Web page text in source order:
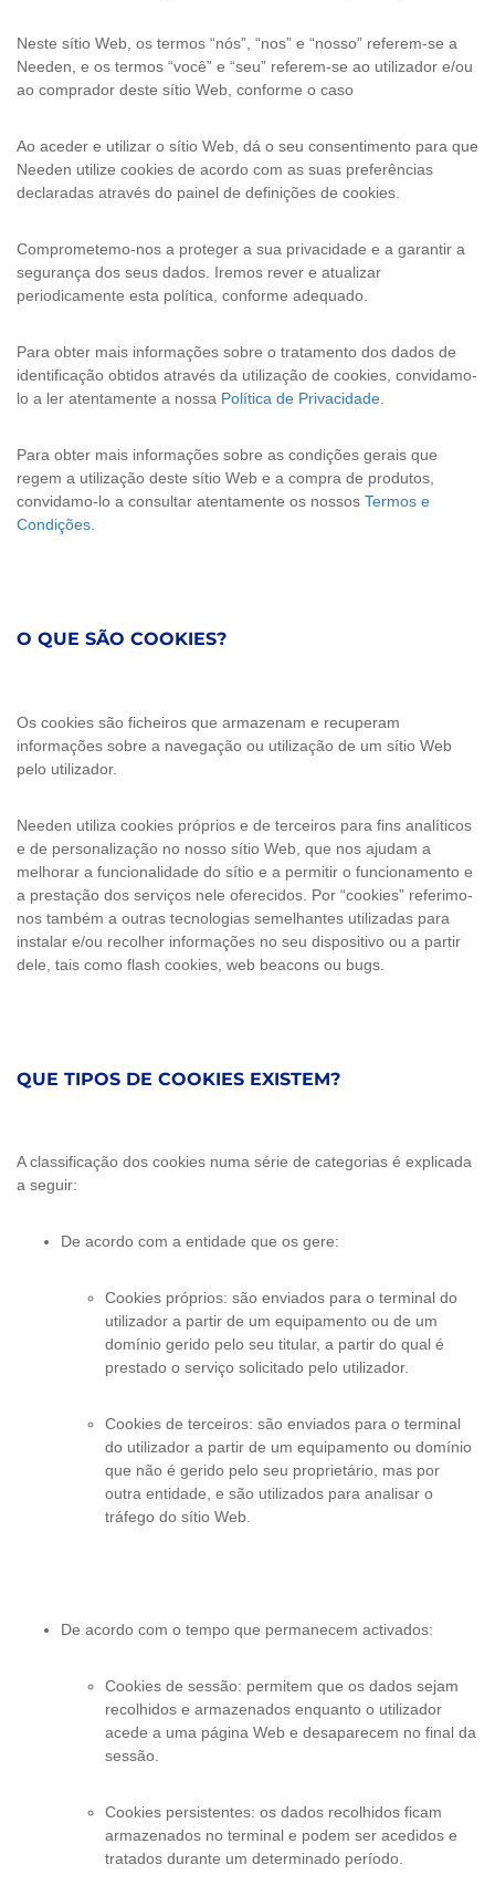
Neste sítio Web, os termos “nós”, “nos” e “nosso” referem-se a
Needen, e os termos “você” e “seu” referem-se ao utilizador e/ou
ao comprador deste sítio Web, conforme o caso
Ao aceder e utilizar o sítio Web, dá o seu consentimento para que
Needen utilize cookies de acordo com as suas preferências
declaradas através do painel de definições de cookies.
Comprometemo-nos a proteger a sua privacidade e a garantir a
segurança dos seus dados. Iremos rever e atualizar
periodicamente esta política, conforme adequado.
Para obter mais informações sobre o tratamento dos dados de
identificação obtidos através da utilização de cookies, convidamo-
lo a ler atentamente a nossa Política de Privacidade.
Para obter mais informações sobre as condições gerais que
regem a utilização deste sítio Web e a compra de produtos,
convidamo-lo a consultar atentamente os nossos Termos e
Condições.
O QUE SÃO COOKIES?
Os cookies são ficheiros que armazenam e recuperam
informações sobre a navegação ou utilização de um sítio Web
pelo utilizador.
Needen utiliza cookies próprios e de terceiros para fins analíticos
e de personalização no nosso sítio Web, que nos ajudam a
melhorar a funcionalidade do sítio e a permitir o funcionamento e
a prestação dos serviços nele oferecidos. Por “cookies” referimo-
nos também a outras tecnologias semelhantes utilizadas para
instalar e/ou recolher informações no seu dispositivo ou a partir
dele, tais como flash cookies, web beacons ou bugs.
QUE TIPOS DE COOKIES EXISTEM?
A classificação dos cookies numa série de categorias é explicada
a seguir:
De acordo com a entidade que os gere:
Cookies próprios: são enviados para o terminal do
utilizador a partir de um equipamento ou de um
domínio gerido pelo seu titular, a partir do qual é
prestado o serviço solicitado pelo utilizador.
Cookies de terceiros: são enviados para o terminal
do utilizador a partir de um equipamento ou domínio
que não é gerido pelo seu proprietário, mas por
outra entidade, e são utilizados para analisar o
tráfego do sítio Web.
De acordo com o tempo que permanecem activados:
Cookies de sessão: permitem que os dados sejam
recolhidos e armazenados enquanto o utilizador
acede a uma página Web e desaparecem no final da
sessão.
Cookies persistentes: os dados recolhidos ficam
armazenados no terminal e podem ser acedidos e
tratados durante um determinado período.